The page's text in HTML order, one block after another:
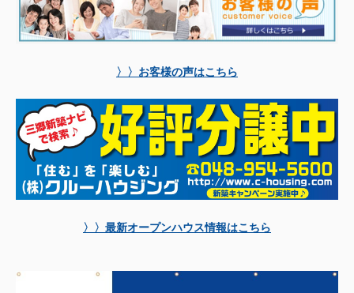
〉〉お客様の声はこちら
〉〉最新オープンハウス情報はこちら